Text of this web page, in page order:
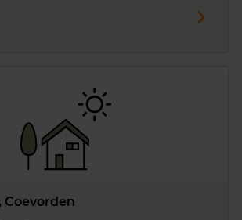
Coevorden